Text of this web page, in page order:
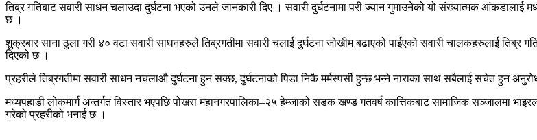
तिब्र गतिबाट सवारी साधन चलाउदा दुर्घटना भएको उनले जानकारी दिए । सवारी दुर्घटनामा परी ज्यान गुमाउनेको यो संख्यात्मक
छ ।
शुक्रबार साना ठुला गरी ४० वटा सवारी साधनहरुले तिब्रगतीमा सवारी चलाई दुर्घटना जोखीम बढाएको पाईएको सवारी चालकहरुलाई तिब्र
दिएको छ ।
प्रहरीले तिब्रगतीमा सवारी साधन नचलाऔ दुर्घटना हुन सक्छ, दुर्घटनाको पिडा निकै मर्मस्पर्सी हुन्छ भन्ने नाराका साथ सबैलाई सचेत हुन
मध्यपहाडी लोकमार्ग अन्तर्गत विस्तार भएपछि पोखरा महानगरपालिका–२५ हेम्जाको सडक खण्ड गतवर्ष कात्तिकबाट सामाजिक सञ्जालमा
गरेको प्रहरीको भनाई छ ।